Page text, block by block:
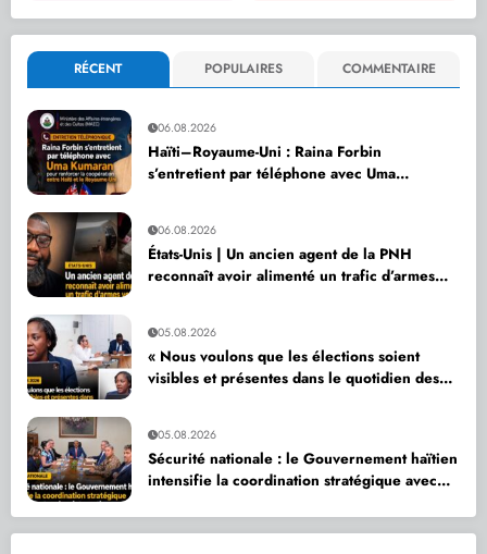
RÉCENT POPULAIRES COMMENTAIRE
06.08.2026
Haïti–Royaume-Uni : Raina Forbin
s’entretient par téléphone avec Uma
06.08.2026
États-Unis | Un ancien agent de la PNH
reconnaît avoir alimenté un trafic d’armes
05.08.2026
« Nous voulons que les élections soient
visibles et présentes dans le quotidien des
05.08.2026
Sécurité nationale : le Gouvernement haïtien
intensifie la coordination stratégique avec